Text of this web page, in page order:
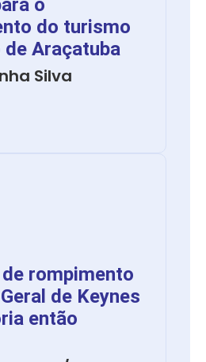
o
do turismo
de Araçatuba
Silva
rompimento
de Keynes
então